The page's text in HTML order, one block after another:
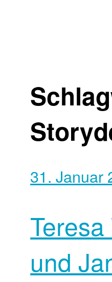
31. Januar
und